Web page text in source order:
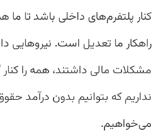
کنار پلتفرم‌های داخلی باشد تا ما
راهکار ما تعدیل است. نیروهایی
مشکلات مالی داشتند، همه را
نداریم که بتوانیم بدون درآمد
می‌خواهیم.